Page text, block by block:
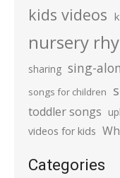
kids videos
nursery
sharing sing-
songs for children
toddler songs
videos for kids
Categories